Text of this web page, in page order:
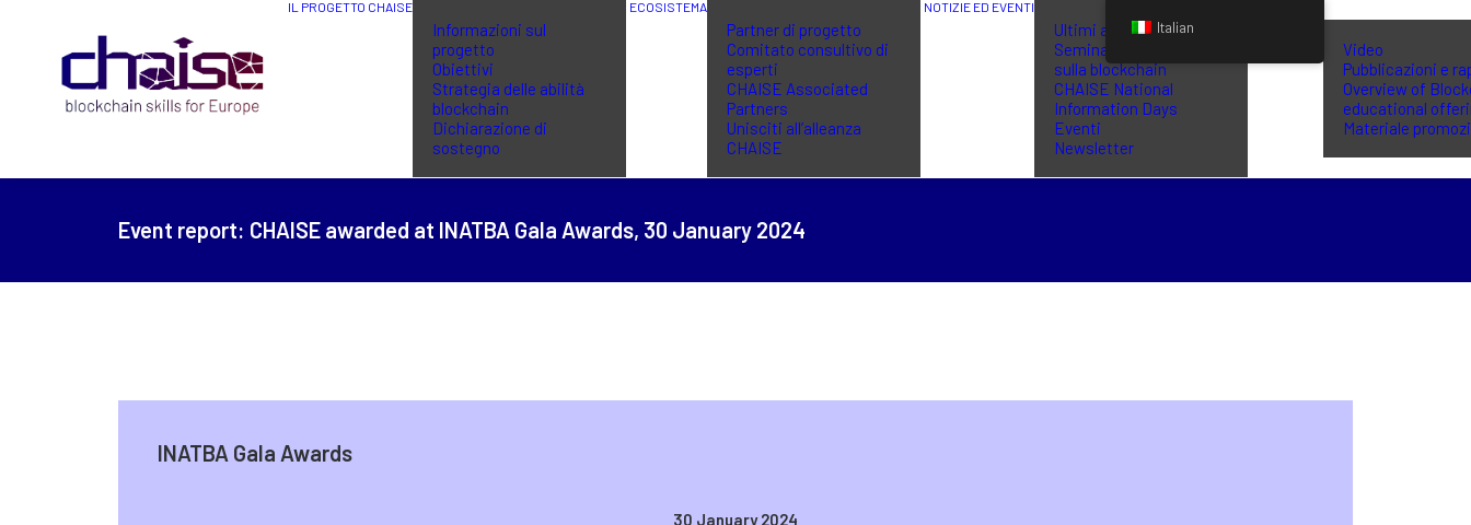
IL PROGETTO CHAISE
Informazioni sul
progetto
Obiettivi
Strategia delle abilità
blockchain
Dichiarazione di
sostegno
ECOSISTEMA
Partner di progetto
Comitato consultivo di
esperti
CHAISE Associated
Partners
Unisciti all’alleanza
CHAISE
NOTIZIE ED EVENTI
Ultimi aggiornamenti
Seminari di formazione
sulla blockchain
CHAISE National
Information Days
Eventi
Newsletter
Video
Pubblicazioni e
Overview of
educational
Materiale
Event report: CHAISE awarded at INATBA Gala Awards, 30 January 2024
INATBA Gala Awards
30 January 2024
Italian